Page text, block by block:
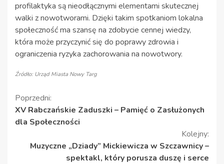
profilaktyka są nieodłącznymi elementami skutecznej
walki z nowotworami. Dzięki takim spotkaniom lokalna
społeczność ma szansę na zdobycie cennej wiedzy,
która może przyczynić się do poprawy zdrowia i
ograniczenia ryzyka zachorowania na nowotwory.
Źródło: Urząd Miasta Nowy Targ
Kontynuuj
czytanie
Poprzedni:
XV Rabczańskie Zaduszki – Pamięć o Zasłużonych
dla Społeczności
Kolejny:
Muzyczne „Dziady” Mickiewicza w Szczawnicy –
spektakl, który porusza duszę i serce